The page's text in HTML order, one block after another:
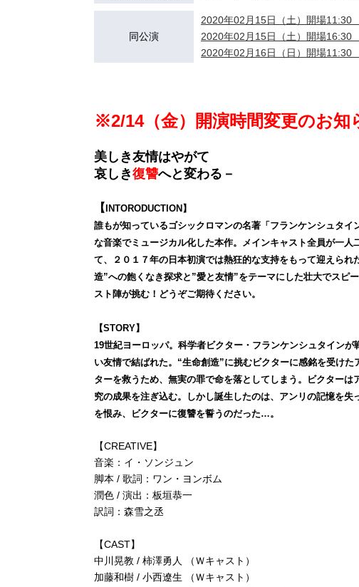
同公演
2020年02月15日（土）開場
2020年02月15日（土）開場
2020年02月16日（日）開場
※2/14（金）開演時間変更のお知
美しき友情はやがて
哀しき復讐へと変わる－
【 INTORODUCTION】
誰もが知っているゴシックロマンの名著「フランケンシュタ
な音楽でミュージカル化した本作。メインキャスト全員が一
て、２０１７年の日本初演では熱狂的な支持をもって迎えら
造”への飽くなき探求と”愛と友情”をテーマにした壮大でスピ
スト陣が挑む！どうぞご期待ください。
【STORY】
19世紀ヨーロッパ。科学者ビクター・フランケンシュタイン
い友情で結ばれた。“生命創造”に挑むビクターに感銘を受け
ターを救うため、無実の罪で命を落としてしまう。ビクター
究の成果を注ぎ込む。しかし誕生したのは、アンリの記憶を
を恨み、ビクターに復讐を誓うのだった…。
【CREATIVE】
音楽：イ・ソンジュン
脚本 / 歌詞：ワン・ヨンボム
潤色 / 演出：板垣恭一
訳詞：森雪之丞
【CAST】
中川晃教 / 柿澤勇人 （Ｗキャスト）
加藤和樹 / 小西遼生 （Ｗキャスト）